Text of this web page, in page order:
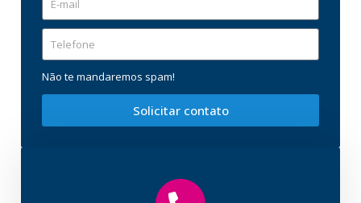
Não te mandaremos spam!
Solicitar contato